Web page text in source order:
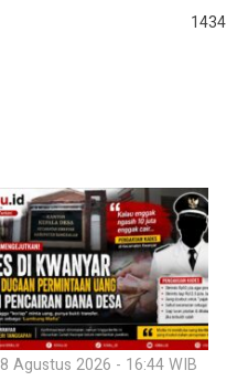
1434
8 Agustus 2026 - 16:44 WIB